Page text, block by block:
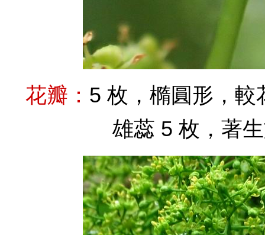
花瓣： 5 枚，橢圓形，較
雄蕊 5 枚，著